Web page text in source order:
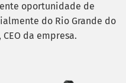
oportunidade de
do Rio Grande do
da empresa.